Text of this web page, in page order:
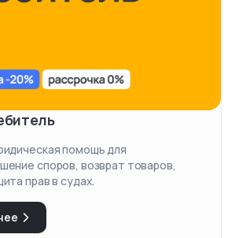
помощь для
споров, возврат товаров,
прав в судах.